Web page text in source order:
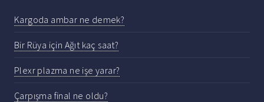
Kargoda ambar ne demek?
Bir Rüya için Ağıt kaç saat?
Plexr plazma ne işe yarar?
Çarpışma final ne oldu?